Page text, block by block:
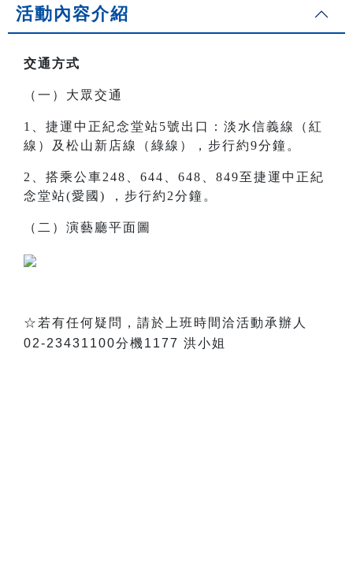
活動內容介紹
交通方式
（一）大眾交通
1、捷運中正紀念堂站5號出口：淡水信義線（紅
線）及松山新店線（綠線），步行約9分鐘。
2、搭乘公車248、644、648、849至 捷運中正紀
念堂站(愛國) ，步行約2分鐘。
（二）演藝廳平面圖
☆若有任何疑問，請於上班時間洽活動承辦人
02-23431100分機1177 洪小姐